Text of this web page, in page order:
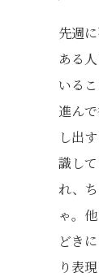
先週
ある
いる
進ん
し出
識し
れ、
ゃ。
どき
り表